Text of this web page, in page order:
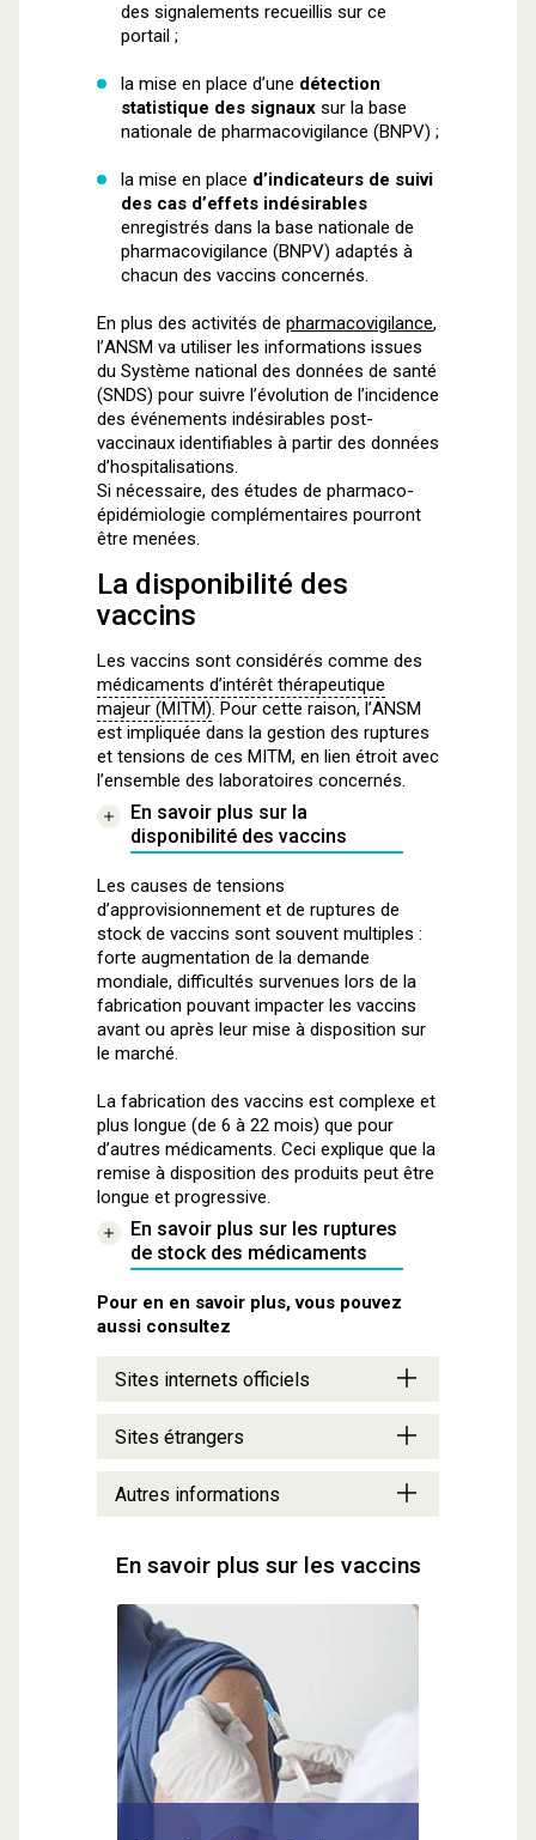
des signalements recueillis sur ce
portail ;
la mise en place d’une détection
statistique des signaux sur la base
nationale de pharmacovigilance (BNPV) ;
la mise en place d’indicateurs de suivi
des cas d’effets indésirables
enregistrés dans la base nationale de
pharmacovigilance (BNPV) adaptés à
chacun des vaccins concernés.
En plus des activités de pharmacovigilance,
l’ANSM va utiliser les informations issues
du Système national des données de santé
(SNDS) pour suivre l’évolution de l’incidence
des événements indésirables post-
vaccinaux identifiables à partir des données
d’hospitalisations.
Si nécessaire, des études de pharmaco-
épidémiologie complémentaires pourront
être menées.
La disponibilité des
vaccins
Les vaccins sont considérés comme des
médicaments d’intérêt thérapeutique
majeur (MITM). Pour cette raison, l’ANSM
est impliquée dans la gestion des ruptures
et tensions de ces MITM, en lien étroit avec
l’ensemble des laboratoires concernés.
En savoir plus sur la
disponibilité des vaccins
Les causes de tensions
d’approvisionnement et de ruptures de
stock de vaccins sont souvent multiples :
forte augmentation de la demande
mondiale, difficultés survenues lors de la
fabrication pouvant impacter les vaccins
avant ou après leur mise à disposition sur
le marché.
La fabrication des vaccins est complexe et
plus longue (de 6 à 22 mois) que pour
d’autres médicaments. Ceci explique que la
remise à disposition des produits peut être
longue et progressive.
En savoir plus sur les ruptures
de stock des médicaments
Pour en en savoir plus, vous pouvez
aussi consultez
Sites internets officiels
Sites étrangers
Autres informations
En savoir plus sur les vaccins